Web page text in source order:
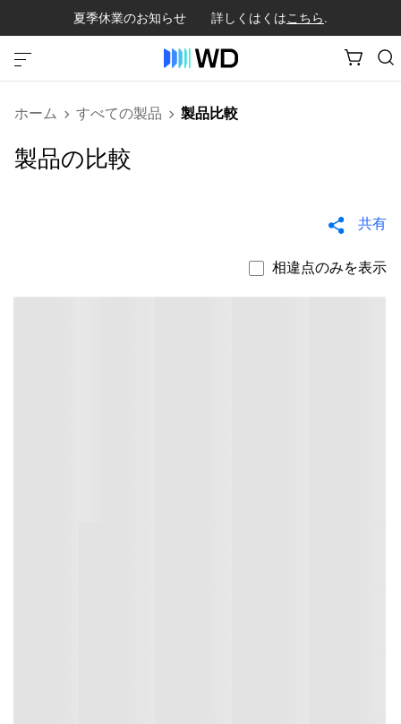
夏季休業のお知らせ 詳しくはくはこちら.
ホーム すべての製品 製品比較
製品の比較
共有
相違点のみを表示